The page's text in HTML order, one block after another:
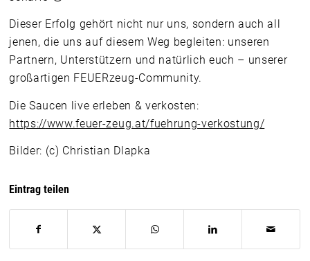
Dieser Erfolg gehört nicht nur uns, sondern auch all
jenen, die uns auf diesem Weg begleiten: unseren
Partnern, Unterstützern und natürlich euch – unserer
großartigen FEUERzeug-Community.
Die Saucen live erleben & verkosten:
https://www.feuer-zeug.at/fuehrung-verkostung/
Bilder: (c) Christian Dlapka
Eintrag teilen